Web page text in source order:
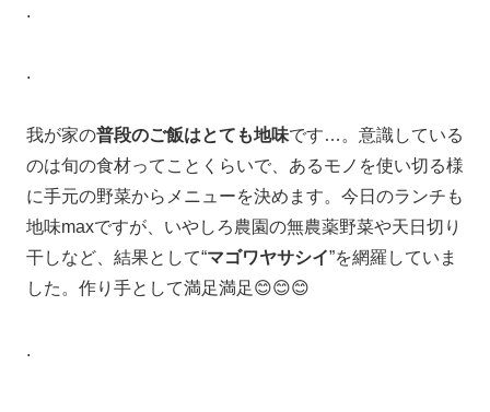
.
.
我が家の普段のご飯はとても地味です…。意識している
のは旬の食材ってことくらいで、あるモノを使い切る様
に手元の野菜からメニューを決めます。今日のランチも
地味maxですが、いやしろ農園の無農薬野菜や天日切り
干しなど、結果として“マゴワヤサシイ”を網羅していま
した。作り手として満足満足😊😊😊
.